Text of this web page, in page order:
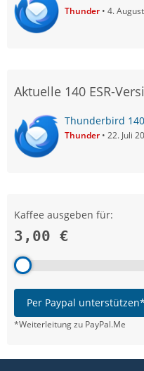
Thunder 4.
Aktuelle 140 ESR-
Thunderbird
Thunder 22. Juli
Kaffee ausgeben für:
3,00 €
Per Paypal unterstützen*
*Weiterleitung zu PayPal.Me